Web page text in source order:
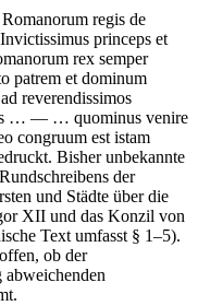
regis de
Invictissimus princeps et
rex semper
patrem et dominum
reverendissimos
… — … quominus venire
congruum est istam
Bisher unbekannte
der
und Städte über die
XII und das Konzil von
Text umfasst § 1–5).
ob der